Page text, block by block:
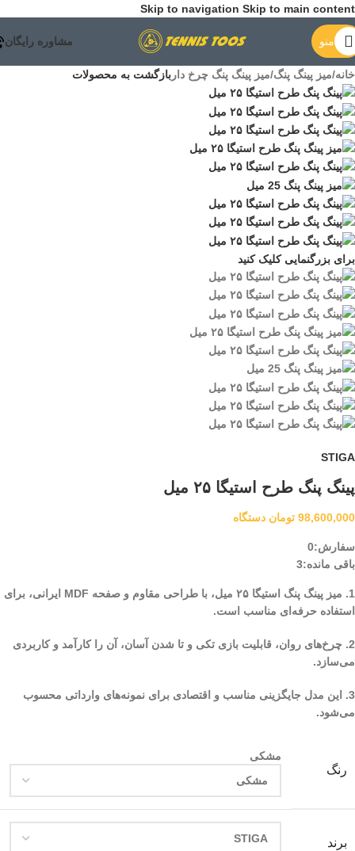
Skip to navigation Skip to main content
منو مشاوره رایگان
خانه/میز پینگ پنگ/میز پینگ پنگ چرخ دار بازگشت به محصولات
برای بزرگنمایی کلیک کنید
STIGA
پینگ پنگ طرح استیگا ۲۵ میل
98,600,000 تومان دستگاه
سفارش:0
باقی مانده:3
1. میز پینگ پنگ استیگا ۲۵ میل، با طراحی مقاوم و صفحه MDF ایرانی، برای
استفاده حرفه‌ای مناسب است.
2. چرخ‌های روان، قابلیت بازی تکی و تا شدن آسان، آن را کارآمد و کاربردی
می‌سازد.
3. این مدل جایگزینی مناسب و اقتصادی برای نمونه‌های وارداتی محسوب
می‌شود.
رنگ
مشکی
برند